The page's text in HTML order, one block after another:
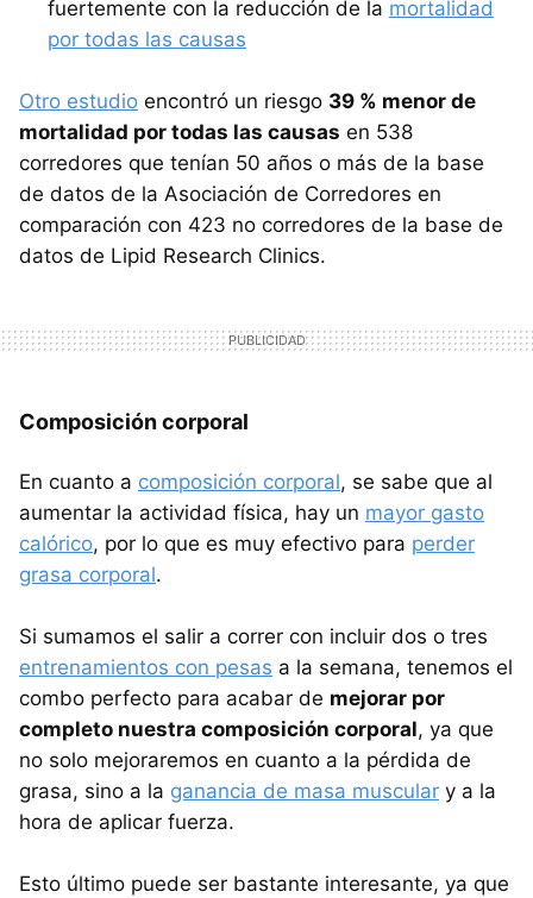
fuertemente con la reducción de la mortalidad
por todas las causas
Otro estudio encontró un riesgo 39 % menor de
mortalidad por todas las causas en 538
corredores que tenían 50 años o más de la base
de datos de la Asociación de Corredores en
comparación con 423 no corredores de la base de
datos de Lipid Research Clinics.
Composición corporal
En cuanto a composición corporal, se sabe que al
aumentar la actividad física, hay un mayor gasto
calórico, por lo que es muy efectivo para perder
grasa corporal.
Si sumamos el salir a correr con incluir dos o tres
entrenamientos con pesas a la semana, tenemos el
combo perfecto para acabar de mejorar por
completo nuestra composición corporal, ya que
no solo mejoraremos en cuanto a la pérdida de
grasa, sino a la ganancia de masa muscular y a la
hora de aplicar fuerza.
Esto último puede ser bastante interesante, ya que